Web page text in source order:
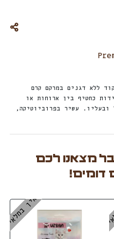
ללא דגנים במרקם קרם
מארז חדשני של 4 יחידות כחטיף בין ארוחות או
ובעליו. עשיר בפרוביוטיקה,
מצאנו לכם
דומים!
אין במלאי